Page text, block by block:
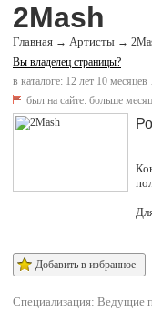
2Mash
Главная → Артисты →
Вы владелец страницы?
в каталоге: 12 лет 10 месяцев
был на сайте: больше
Добавить в избранное
Специализация: Ведущие